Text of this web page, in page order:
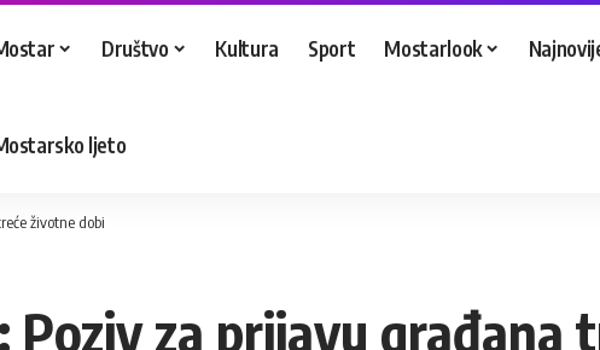
Društvo Kultura Sport Mostarlook
ljeto
životne dobi
Poziv za prijavu građana